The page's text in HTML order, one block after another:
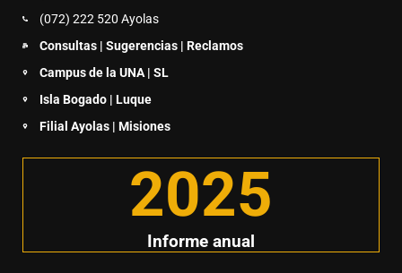
(072) 222 520 Ayolas
Consultas | Sugerencias | Reclamos
Campus de la UNA | SL
Isla Bogado | Luque
Filial Ayolas | Misiones
Informe anual
2025